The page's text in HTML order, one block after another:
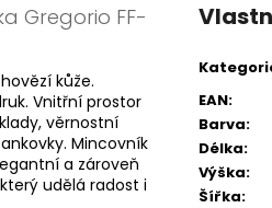
Gregorio FF-
kůže.
Vnitřní prostor
věrnostní
Mincovník
a zároveň
udělá radost i
EAN:
Barva:
Délka:
Výška:
Šířka: